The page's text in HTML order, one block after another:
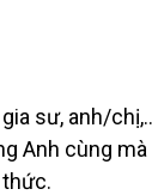
sư, anh/
Anh cùng